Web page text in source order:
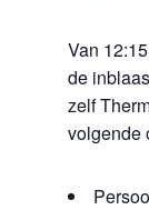
Van
de
zelf
volgende